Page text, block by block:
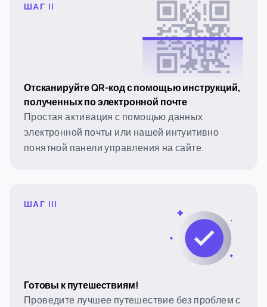
ШАГ II
Отсканируйте QR-код с помощью инструкций,
полученных по электронной почте
Простая активация с помощью данных
электронной почты или нашей интуитивно
понятной панели управления на сайте.
ШАГ III
Готовы к путешествиям!
Проведите лучшее путешествие без проблем с